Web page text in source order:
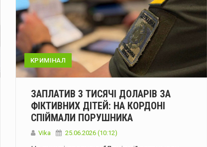
нафтопереробні заводи в РФ та катери в Чорному
у Чернівцях зафіксували 36,7 градуса спеки
відбиття масованої атаки РФ 6 серпня Під час
У
Америки» відновлює роботу Керівництво мовника
КРИМІНАЛ
ЗАПЛАТИВ 3 ТИСЯЧІ ДОЛАРІВ ЗА
ФІКТИВНИХ ДІТЕЙ: НА КОРДОНІ
СПІЙМАЛИ ПОРУШНИКА
Vika 25.06.2026 (10:12)